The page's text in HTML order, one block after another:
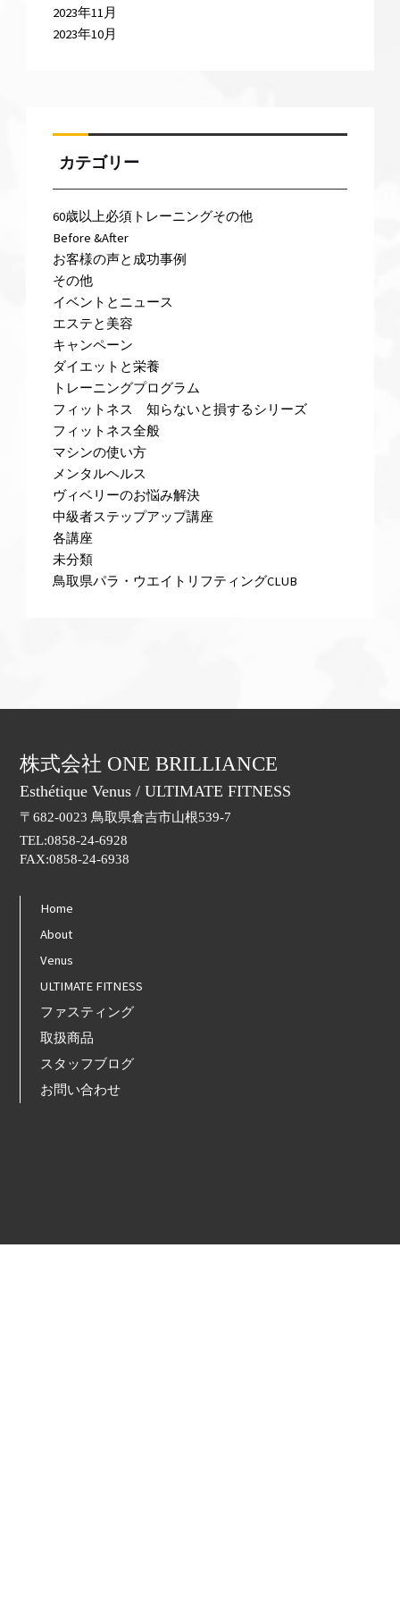
2023年11月
2023年10月
カテゴリー
60歳以上必須トレーニングその他
Before &After
お客様の声と成功事例
その他
イベントとニュース
エステと美容
キャンペーン
ダイエットと栄養
トレーニングプログラム
フィットネス 知らないと損するシリーズ
フィットネス全般
マシンの使い方
メンタルヘルス
ヴィベリーのお悩み解決
中級者ステップアップ講座
各講座
未分類
鳥取県パラ・ウエイトリフティングCLUB
株式会社 ONE BRILLIANCE
Esthétique Venus / ULTIMATE FITNESS
〒682-0023 鳥取県倉吉市山根539-7
TEL:0858-24-6928
FAX:0858-24-6938
Home
About
Venus
ULTIMATE FITNESS
ファスティング
取扱商品
スタッフブログ
お問い合わせ